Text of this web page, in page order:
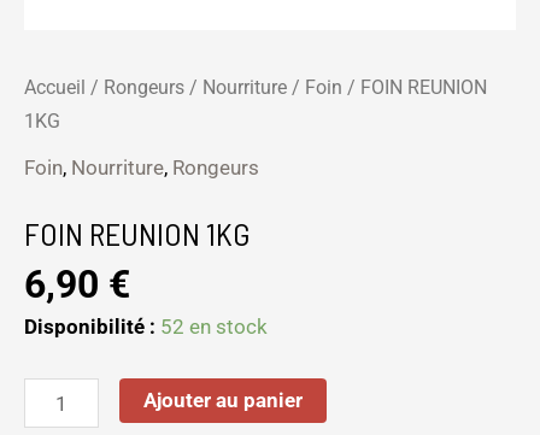
Accueil / Rongeurs / Nourriture / Foin / FOIN REUNION
1KG
Foin, Nourriture, Rongeurs
FOIN REUNION 1KG
6,90 €
Disponibilité : 52 en stock
Ajouter au panier